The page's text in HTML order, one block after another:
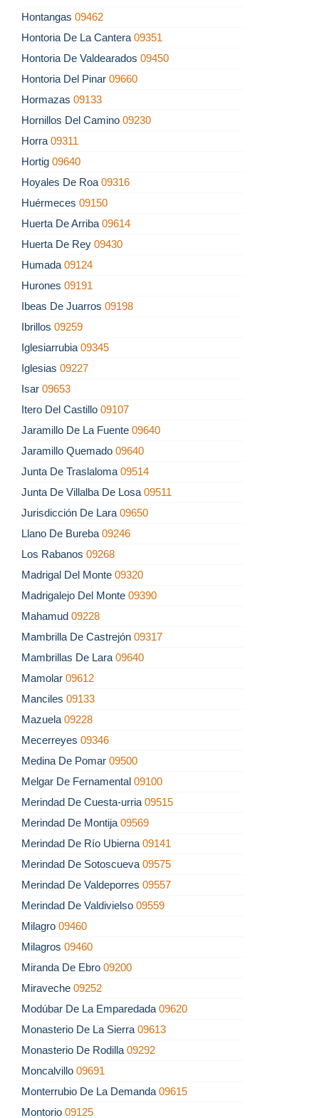
Hontangas 09462
Hontoria De La Cantera 09351
Hontoria De Valdearados 09450
Hontoria Del Pinar 09660
Hormazas 09133
Hornillos Del Camino 09230
Horra 09311
Hortig 09640
Hoyales De Roa 09316
Huérmeces 09150
Huerta De Arriba 09614
Huerta De Rey 09430
Humada 09124
Hurones 09191
Ibeas De Juarros 09198
Ibrillos 09259
Iglesiarrubia 09345
Iglesias 09227
Isar 09653
Itero Del Castillo 09107
Jaramillo De La Fuente 09640
Jaramillo Quemado 09640
Junta De Traslaloma 09514
Junta De Villalba De Losa 09511
Jurisdicción De Lara 09650
Llano De Bureba 09246
Los Rabanos 09268
Madrigal Del Monte 09320
Madrigalejo Del Monte 09390
Mahamud 09228
Mambrilla De Castrejón 09317
Mambrillas De Lara 09640
Mamolar 09612
Manciles 09133
Mazuela 09228
Mecerreyes 09346
Medina De Pomar 09500
Melgar De Fernamental 09100
Merindad De Cuesta-urria 09515
Merindad De Montija 09569
Merindad De Río Ubierna 09141
Merindad De Sotoscueva 09575
Merindad De Valdeporres 09557
Merindad De Valdivielso 09559
Milagro 09460
Milagros 09460
Miranda De Ebro 09200
Miraveche 09252
Modúbar De La Emparedada 09620
Monasterio De La Sierra 09613
Monasterio De Rodilla 09292
Moncalvillo 09691
Monterrubio De La Demanda 09615
Montorio 09125